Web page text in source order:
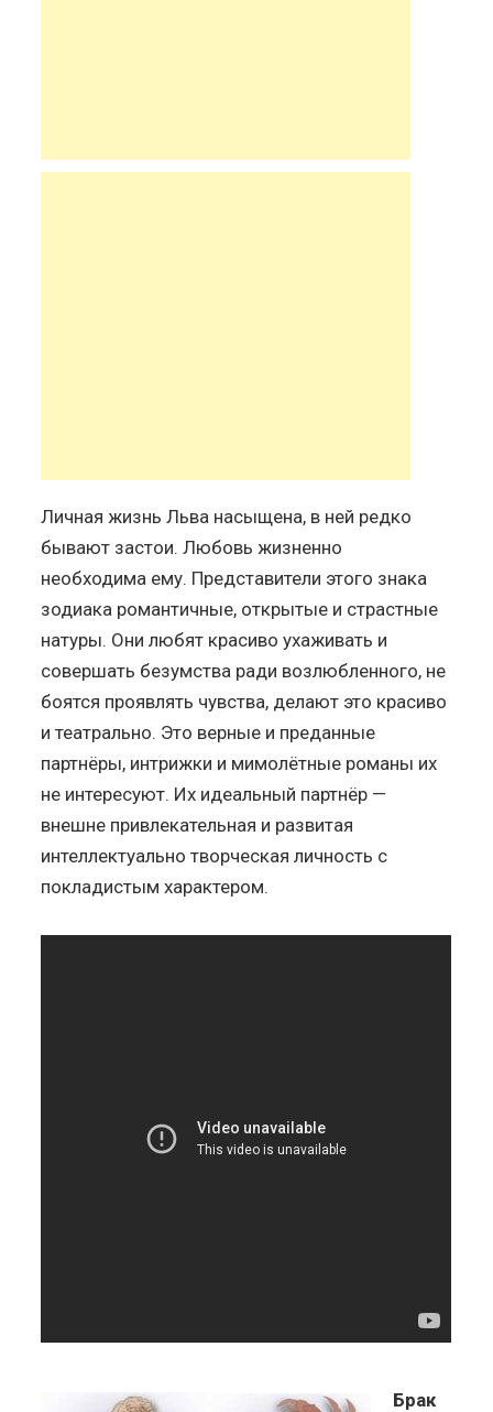
Личная жизнь Льва насыщена, в ней редко
бывают застои. Любовь жизненно
необходима ему. Представители этого знака
зодиака романтичные, открытые и страстные
натуры. Они любят красиво ухаживать и
совершать безумства ради возлюбленного, не
боятся проявлять чувства, делают это красиво
и театрально. Это верные и преданные
партнёры, интрижки и мимолётные романы их
не интересуют. Их идеальный партнёр —
внешне привлекательная и развитая
интеллектуально творческая личность с
покладистым характером.
Брак